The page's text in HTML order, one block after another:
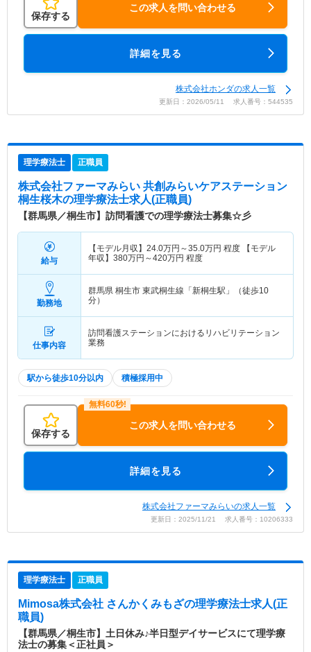
保存する
この求人を問い合わせる
詳細を見る
株式会社ホンダの求人一覧
更新日：2026/05/11 求人番号：544535
理学療法士 正職員
株式会社ファーマみらい 共創みらいケアステーション
桐生桜木の理学療法士求人(正職員)
【群馬県／桐生市】訪問看護での理学療法士募集☆彡
給与
【モデル月収】 24.0万円～35.0万円 程度 【モデル
年収】 380万円～420万円 程度
勤務地
群馬県 桐生市 東武桐生線「新桐生駅」（徒歩10
分）
仕事内容
訪問看護ステーションにおけるリハビリテーション
業務
駅から徒歩10分以内 積極採用中
保存する
この求人を問い合わせる
詳細を見る
株式会社ファーマみらいの求人一覧
更新日：2025/11/21 求人番号：10206333
理学療法士 正職員
Mimosa株式会社 さんかくみもざの理学療法士求人(正
職員)
【群馬県／桐生市】土日休み♪半日型デイサービスにて理学療
法士の募集＜正社員＞